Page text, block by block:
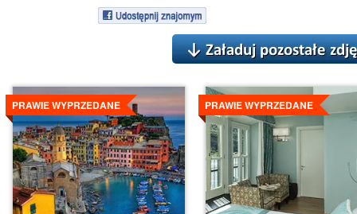
PRAWIE WYPRZEDANE
Szczegóły
PRAWIE WYPRZEDANE
Szczegóły